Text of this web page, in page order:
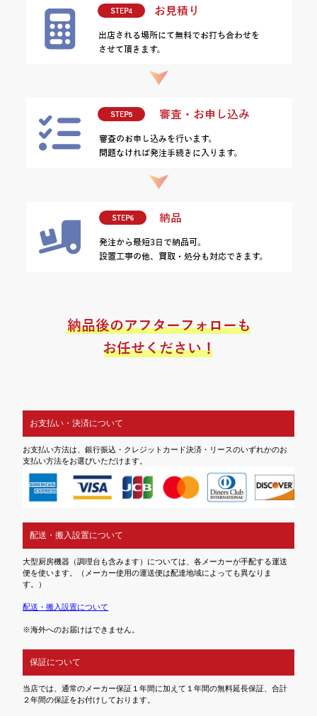
お支払い・決済について
お支払い方法は、銀行振込・クレジットカード決済・リースのいずれかのお
支払い方法をお選びいただけます。
配送・搬入設置について
大型厨房機器（調理台も含みます）については、各メーカーが手配する運送
便を使います。（メーカー使用の運送便は配達地域によっても異なりま
す。）
配送・搬入設置について
※海外へのお届けはできません。
保証について
当店では、通常のメーカー保証１年間に加えて１年間の無料延長保証、合計
２年間の保証をお付けしております。